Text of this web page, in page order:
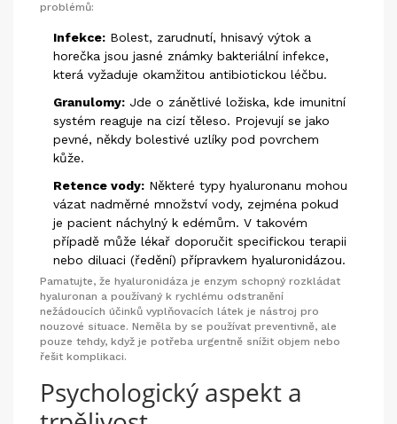
problémů:
Infekce: Bolest, zarudnutí, hnisavý výtok a
horečka jsou jasné známky bakteriální infekce,
která vyžaduje okamžitou antibiotickou léčbu.
Granulomy: Jde o zánětlivé ložiska, kde imunitní
systém reaguje na cizí těleso. Projevují se jako
pevné, někdy bolestivé uzlíky pod povrchem
kůže.
Retence vody: Některé typy hyaluronanu mohou
vázat nadměrné množství vody, zejména pokud
je pacient náchylný k edémům. V takovém
případě může lékař doporučit specifickou terapii
nebo diluaci (ředění) přípravkem hyaluronidázou.
Pamatujte, že hyaluronidáza je enzym schopný rozkládat
hyaluronan a používaný k rychlému odstranění
nežádoucích účinků vyplňovacích látek je nástroj pro
nouzové situace. Neměla by se používat preventivně, ale
pouze tehdy, když je potřeba urgentně snížit objem nebo
řešit komplikaci.
Psychologický aspekt a